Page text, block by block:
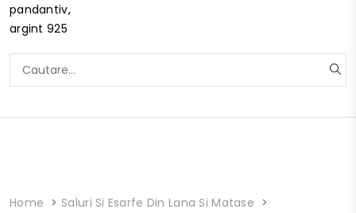
Home
Saluri Si Esarfe Din Lana Si Matase